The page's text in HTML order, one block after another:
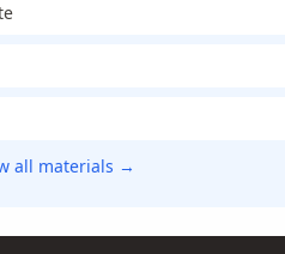
all materials →